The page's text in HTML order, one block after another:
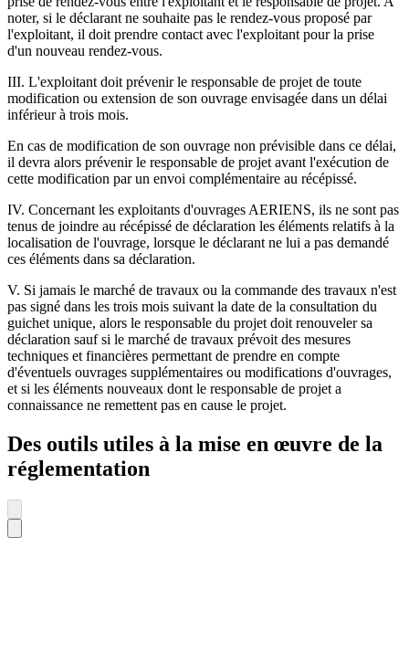
noter, si le déclarant ne souhaite pas le rendez-vous proposé par
l'exploitant, il doit prendre contact avec l'exploitant pour la prise
d'un nouveau rendez-vous.
III. L'exploitant doit prévenir le responsable de projet de toute
modification ou extension de son ouvrage envisagée dans un délai
inférieur à trois mois.
En cas de modification de son ouvrage non prévisible dans ce délai,
il devra alors prévenir le responsable de projet avant l'exécution de
cette modification par un envoi complémentaire au récépissé.
IV. Concernant les exploitants d'ouvrages AERIENS, ils ne sont pas
tenus de joindre au récépissé de déclaration les éléments relatifs à la
localisation de l'ouvrage, lorsque le déclarant ne lui a pas demandé
ces éléments dans sa déclaration.
V. Si jamais le marché de travaux ou la commande des travaux n'est
pas signé dans les trois mois suivant la date de la consultation du
guichet unique, alors le responsable du projet doit renouveler sa
déclaration sauf si le marché de travaux prévoit des mesures
techniques et financières permettant de prendre en compte
d'éventuels ouvrages supplémentaires ou modifications d'ouvrages,
et si les éléments nouveaux dont le responsable de projet a
connaissance ne remettent pas en cause le projet.
Des outils utiles à la mise en œuvre de la
réglementation